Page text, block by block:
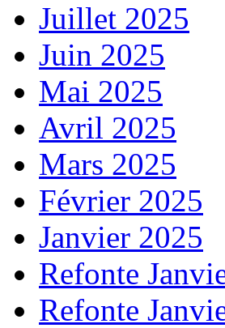
Juillet 2025
Juin 2025
Mai 2025
Avril 2025
Mars 2025
Février 2025
Janvier 2025
Refonte
Refonte